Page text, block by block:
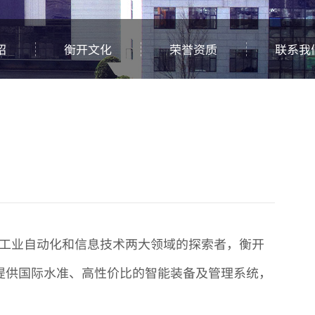
衡开文化 荣誉资质 联系我
业自动化和信息技术两大领域的探索者，衡开
国际水准、高性价比的智能装备及管理系统，